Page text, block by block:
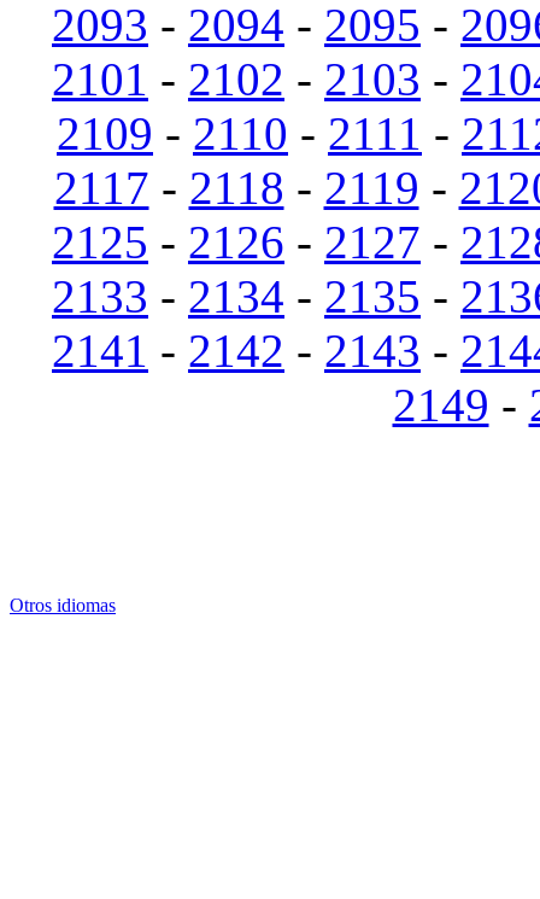
2093 - 2094 - 2095 -
2101 - 2102 - 2103 -
2109 - 2110 - 2111 -
2117 - 2118 - 2119 -
2125 - 2126 - 2127 -
2133 - 2134 - 2135 -
2141 - 2142 - 2143 -
2149 -
Otros idiomas